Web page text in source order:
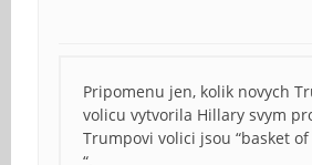
Pripomenu jen, kolik novych
volicu vytvorila Hillary svym
Trumpovi volici jsou “basket